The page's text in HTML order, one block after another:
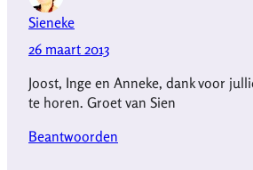
Sieneke
26 maart 2013
Joost, Inge en Anneke, dank voor
te horen. Groet van Sien
Beantwoorden